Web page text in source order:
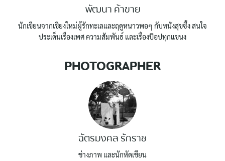
พัฒนา ค้าขาย
นักเขียนจากเชียงใหม่ผู้รักทะเลและฤดูหนาวพอๆ กับหนังสุขซึ้ง สนใจ
ประเด็นเรื่องเพศ ความสัมพันธ์ และเรื่องป๊อปทุกแขนง
PHOTOGRAPHER
ฉัตรมงคล รักราช
ช่างภาพ และนักหัดเขียน